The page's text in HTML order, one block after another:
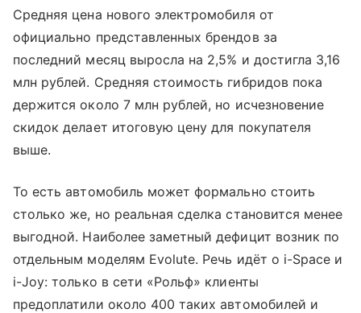
Средняя цена нового электромобиля от
официально представленных брендов за
последний месяц выросла на 2,5% и достигла 3,16
млн рублей. Средняя стоимость гибридов пока
держится около 7 млн рублей, но исчезновение
скидок делает итоговую цену для покупателя
выше.
То есть автомобиль может формально стоить
столько же, но реальная сделка становится менее
выгодной. Наиболее заметный дефицит возник по
отдельным моделям Evolute. Речь идёт о i-Space и
i-Joy: только в сети «Рольф» клиенты
предоплатили около 400 таких автомобилей и